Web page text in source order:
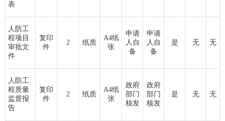
表
人防工
程项目
审批文
件
复印
件
2 纸质
A4纸
张
申请
人自
备
申请
人自
备
是 无 无
人防工
程质量
监督报
告
复印
件
2 纸质
A4纸
张
政府
部门
核发
政府
部门
核发
是 无 无